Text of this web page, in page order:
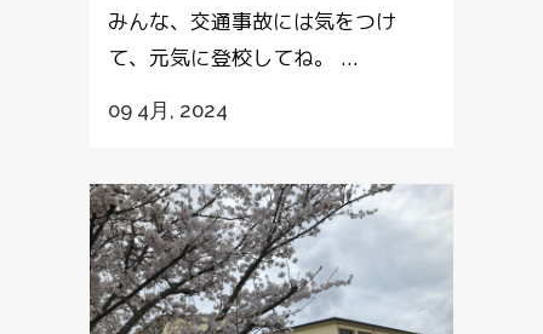
みんな、交通事故には気をつけ
て、元気に登校してね。 ...
09 4月, 2024